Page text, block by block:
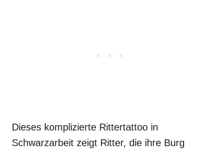
Dieses komplizierte Rittertattoo in
Schwarzarbeit zeigt Ritter, die ihre Burg